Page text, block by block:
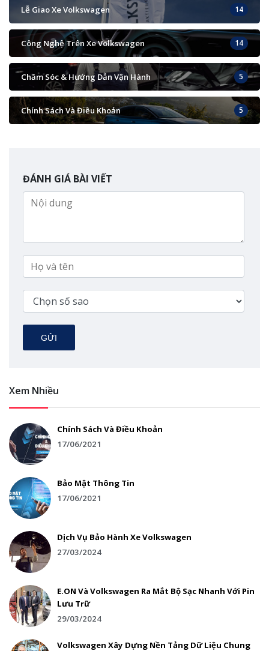
Lễ Giao Xe Volkswagen 14
Công Nghệ Trên Xe Volkswagen 14
Chăm Sóc & Hướng Dẫn Vận Hành 5
Chính Sách Và Điều Khoản 5
ĐÁNH GIÁ BÀI VIẾT
GỬI
Xem Nhiều
Chính Sách Và Điều Khoản
17/06/2021
Bảo Mật Thông Tin
17/06/2021
Dịch Vụ Bảo Hành Xe Volkswagen
27/03/2024
E.ON Và Volkswagen Ra Mắt Bộ Sạc Nhanh Với Pin
Lưu Trữ
29/03/2024
Volkswagen Xây Dựng Nền Tảng Dữ Liệu Chung